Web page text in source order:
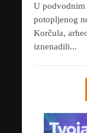
U podvodnim
potopljenog
Korčula,
iznenadili...